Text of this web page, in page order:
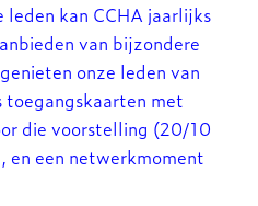
kan CCHA jaarlijks
van bijzondere
onze leden van
toegangskaarten met
die voorstelling (20/10
en een netwerkmoment